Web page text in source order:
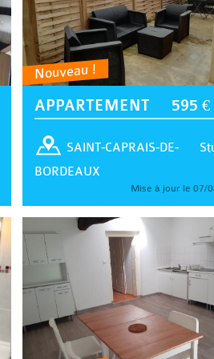
Nouveau !
APPARTEMENT 595 €
SAINT-CAPRAIS-DE-
BORDEAUX
Mise à jour le 07/